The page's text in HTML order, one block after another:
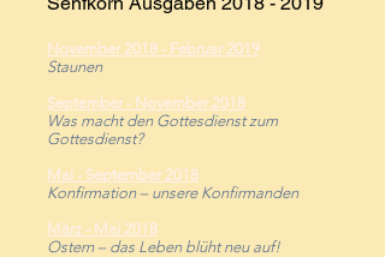
November 2018 - Februar 2019
Staunen
September - November 2018
Was macht den Gottesdienst zum
Gottesdienst?
Mai - September 2018
Konfirmation – unsere Konfirmanden
März - Mai 2018
Ostern – das Leben blüht neu auf!